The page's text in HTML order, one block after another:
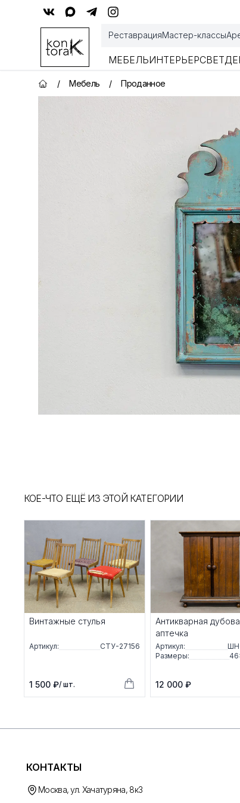
РеставрацияМастер-классы
МЕБЕЛЬИНТЕРЬЕРСВЕТ
Главная страница
/ Мебель / Проданное
КОЕ-ЧТО ЕЩЁ ИЗ ЭТОЙ КАТЕГОРИИ
Винтажные стулья
Артикул: СТУ-27156
1 500 ₽/ шт.
Антикварная
аптечка
Артикул:
Размеры:
12 000 ₽
КОНТАКТЫ
Москва, ул. Хачатуряна, 8к3